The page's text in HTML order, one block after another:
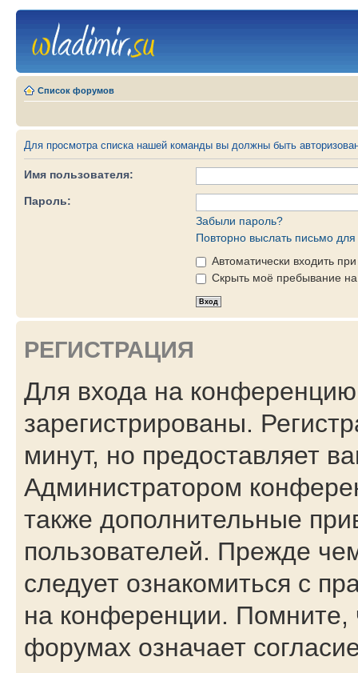
Список форумов
Для просмотра списка нашей команды вы должны быть
Имя пользователя:
Пароль:
Забыли пароль?
Повторно выслать письмо для
Автоматически входить
Скрыть моё пребывание
РЕГИСТРАЦИЯ
Для входа на
зарегистрированы.
минут, но предоставляет
Администратором
также дополнительные
пользователей. Прежде
следует ознакомиться с
на конференции. Помните,
форумах означает